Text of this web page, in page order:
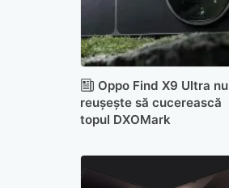
Oppo Find X9 Ultra nu
reușește să cucerească
topul DXOMark